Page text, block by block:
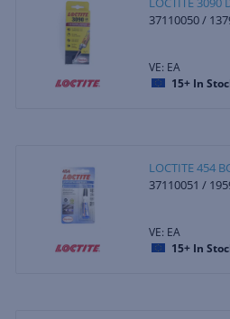
37110050 /
VE: EA
15+ In
LOCTITE 454
37110051 /
VE: EA
15+ In